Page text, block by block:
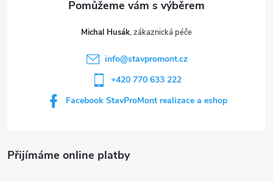
s
Přijímáme online platby
Michal Husák
info@stavpromont.cz
+420 770 633 222
Facebook StavProMont realizace a eshop